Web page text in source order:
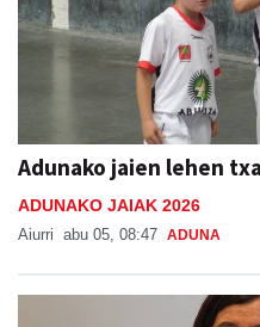
Adunako jaien lehen
ADUNAKO JAIAK 2026
Aiurri abu 05, 08:47 ADUNA